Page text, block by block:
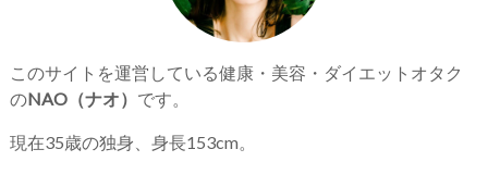
このサイトを運営している健康・美容・ダイエットオタク
のNAO（ナオ） です。
現在35歳の独身、身長153cm。